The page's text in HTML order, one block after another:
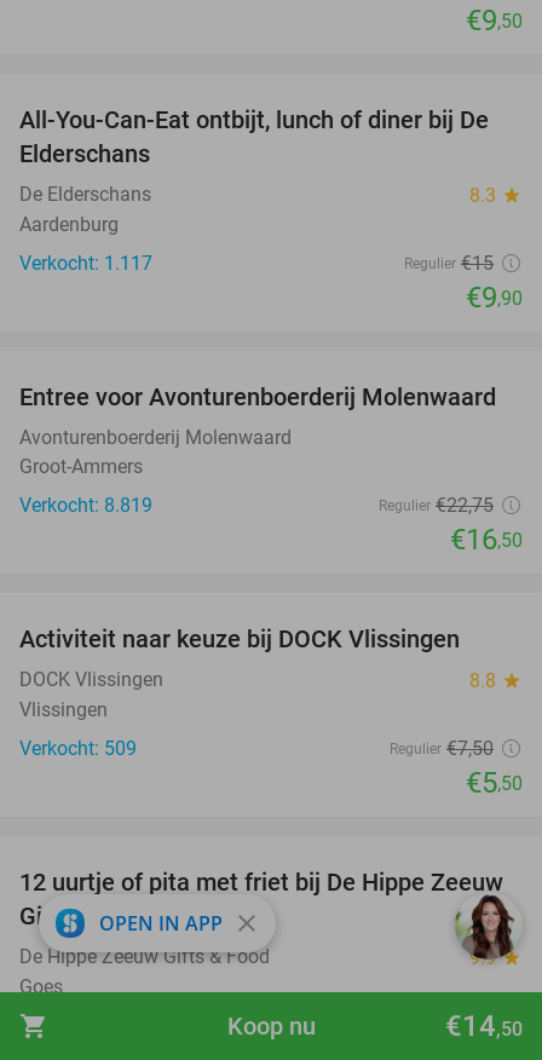
shopping_cart €14,50
Koop nu
€9,50
34%
All-You-Can-Eat ontbijt, lunch of diner bij De
Elderschans
De Elderschans 8.3 star
Aardenburg
Verkocht: 1.117
Regulier €15
€9,90
27%
Entree voor Avonturenboerderij Molenwaard
Avonturenboerderij Molenwaard
Groot-Ammers
Verkocht: 8.819
Regulier €22,75
€16,50
Activiteit naar keuze bij DOCK Vlissingen
DOCK Vlissingen 8.8 star
Vlissingen
Verkocht: 509
Regulier €7,50
€5,50
33%
12 uurtje of pita met friet bij De Hippe Zeeuw
Gifts & Food
De Hippe Zeeuw Gifts & Food 9.9star
Goes
Verkocht: 362
€11,95
OPEN IN APP close